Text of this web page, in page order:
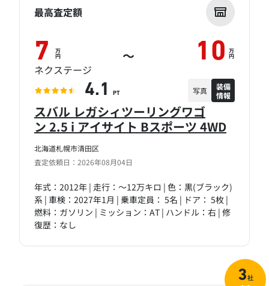
北海道札幌市清田区
査定依頼日：2026年08月04日
スバル レガシィツーリングワゴ
ン 2.5 i アイサイト Bスポーツ 4WD
年式：2012年 | 走行：～12万キロ | 色：黒(ブラック)
系 | 車検：2027年1月 | 乗車定員： 5名 | ドア： 5枚 |
燃料：ガソリン | ミッション：AT | ハンドル：右 | 修
復歴：なし
最高査定額
7 万
円 ～ 10 万
円
ネクステージ
4.1 PT 写真
装備
情報
3社